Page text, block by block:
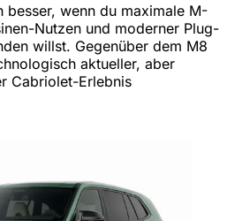
besser, wenn du maximale M-
Nutzen und moderner Plug-
willst. Gegenüber dem M8
aktueller, aber
Cabriolet-Erlebnis